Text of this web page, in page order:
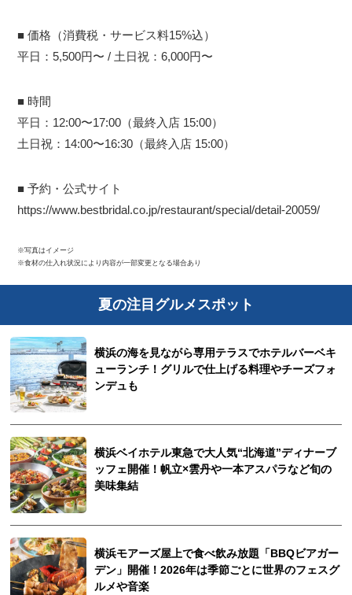
■ 価格（消費税・サービス料15%込）
平日：5,500円〜 / 土日祝：6,000円〜
■ 時間
平日：12:00〜17:00（最終入店 15:00）
土日祝：14:00〜16:30（最終入店 15:00）
■ 予約・公式サイト
https://www.bestbridal.co.jp/restaurant/special/detail-20059/
※写真はイメージ
※食材の仕入れ状況により内容が一部変更となる場合あり
夏の注目グルメスポット
横浜の海を見ながら専用テラスでホテルバーベキ
ューランチ！グリルで仕上げる料理やチーズフォ
ンデュも
横浜ベイホテル東急で大人気“北海道”ディナーブ
ッフェ開催！帆立×雲丹や一本アスパラなど旬の
美味集結
横浜モアーズ屋上で食べ飲み放題「BBQビアガー
デン」開催！2026年は季節ごとに世界のフェスグ
ルメや音楽